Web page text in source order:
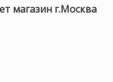
магазин г.Москва